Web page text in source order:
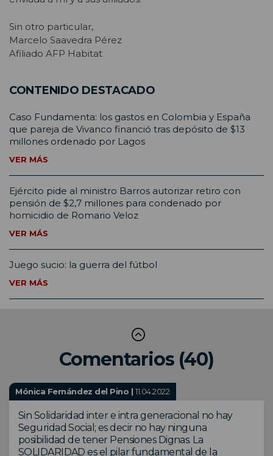
Sin otro particular,
Marcelo Saavedra Pérez
Afiliado AFP Habitat
CONTENIDO DESTACADO
Caso Fundamenta: los gastos en Colombia y España
que pareja de Vivanco financió tras depósito de $13
millones ordenado por Lagos
VER MÁS
Ejército pide al ministro Barros autorizar retiro con
pensión de $2,7 millones para condenado por
homicidio de Romario Veloz
VER MÁS
Juego sucio: la guerra del fútbol
VER MÁS
Comentarios (40)
Mónica Fernández del Pino |11.04.2022
Sin Solidaridad inter e intra generacional no hay
Seguridad Social; es decir no hay ninguna
posibilidad de tener Pensiones Dignas. La
SOLIDARIDAD es el pilar fundamental de la